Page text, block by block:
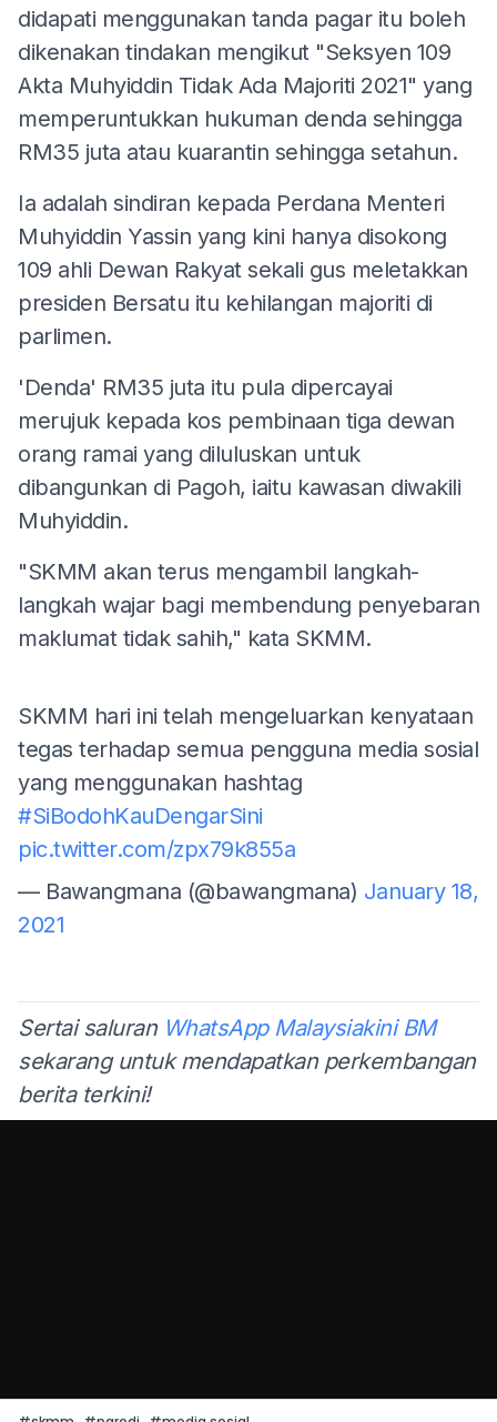
didapati menggunakan tanda pagar itu boleh
dikenakan tindakan mengikut "Seksyen 109
Akta Muhyiddin Tidak Ada Majoriti 2021" yang
memperuntukkan hukuman denda sehingga
RM35 juta atau kuarantin sehingga setahun.
Ia adalah sindiran kepada Perdana Menteri
Muhyiddin Yassin yang kini hanya disokong
109 ahli Dewan Rakyat sekali gus meletakkan
presiden Bersatu itu kehilangan majoriti di
parlimen.
'Denda' RM35 juta itu pula dipercayai
merujuk kepada kos pembinaan tiga dewan
orang ramai yang diluluskan untuk
dibangunkan di Pagoh, iaitu kawasan diwakili
Muhyiddin.
"SKMM akan terus mengambil langkah-
langkah wajar bagi membendung penyebaran
maklumat tidak sahih," kata SKMM.
SKMM hari ini telah mengeluarkan kenyataan
tegas terhadap semua pengguna media sosial
yang menggunakan hashtag
#SiBodohKauDengarSini
pic.twitter.com/zpx79k855a
— Bawangmana (@bawangmana) January 18,
2021
Sertai saluran WhatsApp Malaysiakini BM
sekarang untuk mendapatkan perkembangan
berita terkini!